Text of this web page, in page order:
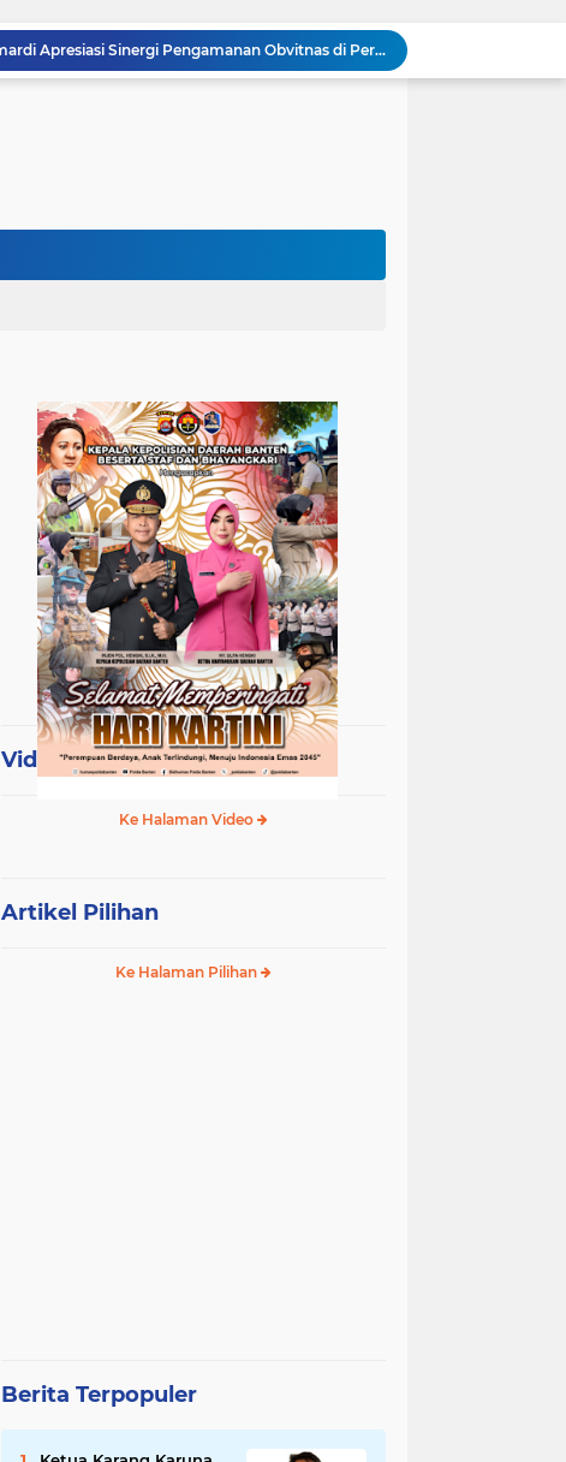
Kombes Pol Edy Sumardi Apresiasi Sinergi Pengamanan Obvitnas di Pertamina Patra Niaga Jabar
Silaturahmi dengan Ulama Penguat Kebersamaan, Bhabinkamtibmas Polsek Cinangka Wujudkan Kamtibmas yang Aman, dan Kondusif
Patroli Malam, Polsek Cinangka Wujudkan Lingkungan Masyarakat Tetap Kondusif
Video Terpopuler
Ke Halaman Video
Artikel Pilihan
Ke Halaman Pilihan
Berita Terpopuler